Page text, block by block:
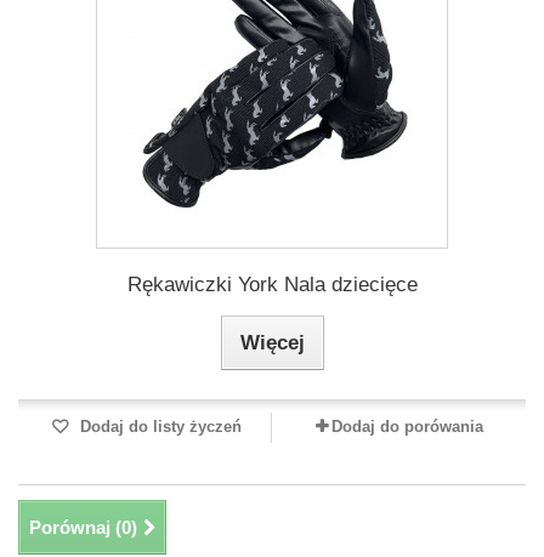
Rękawiczki York Nala dziecięce
Więcej
Dodaj do listy życzeń Dodaj do porówania
Porównaj (0)